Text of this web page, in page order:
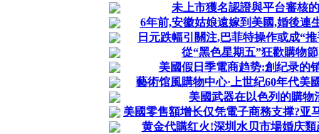
未上市獲名認證與平台審核
6年前,安徽姑娘遠嫁到美國,婚後連
日元跌幅引關注,巴菲特操作或成“
從“黑色星期五”狂歡購物
美國假日季電商趋势:創纪录的
藝術馆風購物中心·上世纪60年代美
美國武器在以色列的購物
美國零售額增长仅凭電子商務支撑?亚
黄金代購红火!深圳水贝市場婚庆